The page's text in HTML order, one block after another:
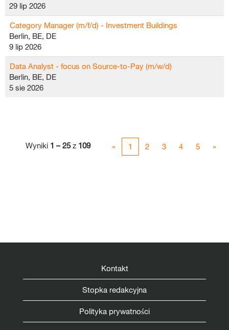
29 lip 2026
Category Manager (m/f/d) - Investment Buildings
Berlin, BE, DE
9 lip 2026
Data Analyst - focus on Source-to-Pay (m/w/d)
Berlin, BE, DE
5 sie 2026
Wyniki 1 – 25z 109 « 1 2 3 4 5 »
Kontakt
Stopka redakcyjna
Polityka prywatności